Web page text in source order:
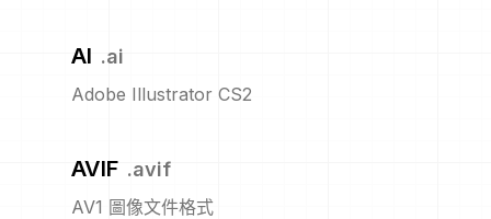
AI .ai
Adobe Illustrator CS2
AVIF .avif
AV1 圖像文件格式